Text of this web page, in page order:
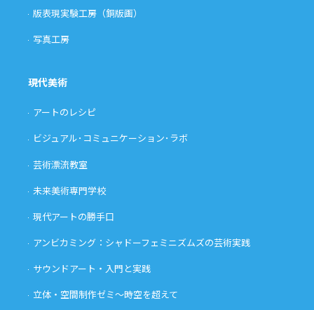
版表現実験工房（銅版画）
写真工房
現代美術
アートのレシピ
ビジュアル･コミュニケーション･ラボ
芸術漂流教室
未来美術専門学校
現代アートの勝手口
アンビカミング：シャドーフェミニズムズの芸術実践
サウンドアート・入門と実践
立体・空間制作ゼミ〜時空を超えて